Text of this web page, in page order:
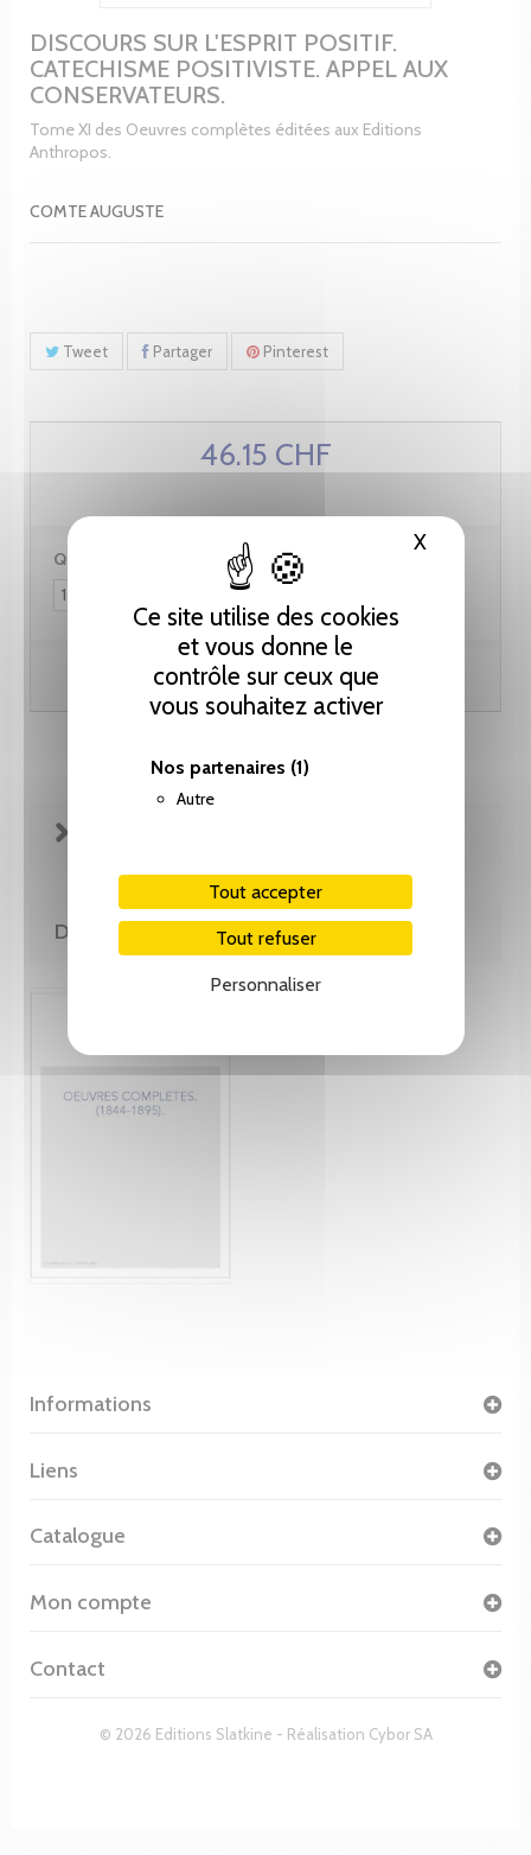
Ce site utilise des cookies
et vous donne le
contrôle sur ceux que
vous souhaitez activer
Nos partenaires (1)
Autre
Tout accepter
Tout refuser
Personnaliser
XMasquer
DISCOURS SUR L'ESPRIT POSITIF.
CATECHISME POSITIVISTE. APPEL AUX
CONSERVATEURS.
Tome XI des Oeuvres complètes éditées aux Editions
Anthropos.
COMTE AUGUSTE
Tweet Partager Pinterest
46.15 CHF
Quantité :
Ajouter au panier
DE MÊME AUTEUR(E)
Informations
© 2026 Editions Slatkine - Réalisation Cybor SA
Liens
Catalogue
Mon compte
Contact